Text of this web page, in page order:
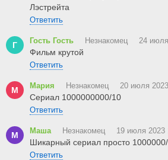
Лэстрейта
Ответить
Г Гость Гость Незнакомец 24
Фильм крутой
Ответить
М Мария Незнакомец 20 июля
Сериал 1000000000/10
Ответить
М Маша Незнакомец 19 июля 2023
Шикарный сериал просто
Ответить